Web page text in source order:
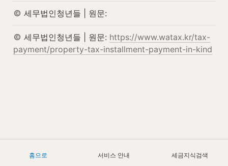
세무법인청년들 | 원문:
세무법인청년들 | 원문: https://www.watax.kr/tax-
payment/property-tax-installment-payment-in-kind
홈으로 서비스 안내 세금지식검색